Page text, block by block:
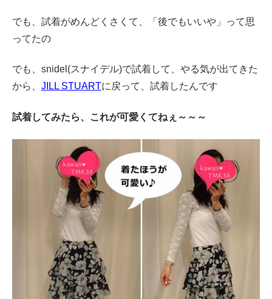
でも、試着がめんどくさくて、「後でもいいや」って思
ってたの
でも、snidel(スナイデル)で試着して、やる気が出てきた
から、 JILL STUARTに戻って、試着したんです
試着してみたら、これが可愛くてねぇ～～～